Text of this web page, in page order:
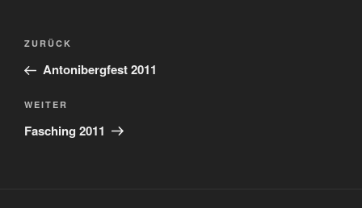
Beitragsnavigation
Vorheriger
Beitrag
ZURÜCK
Antonibergfest 2011
Nächster
Beitrag
WEITER
Fasching 2011